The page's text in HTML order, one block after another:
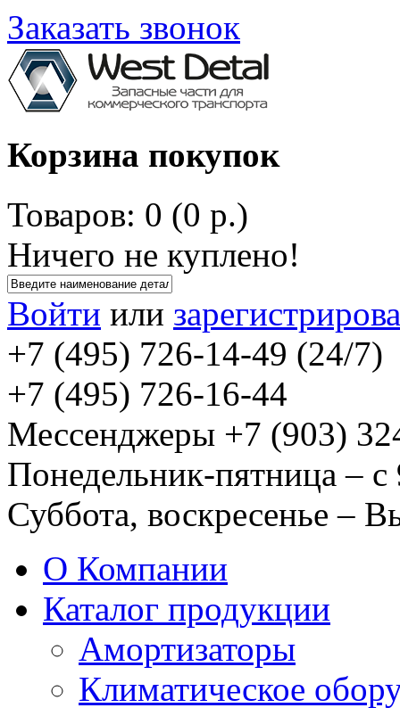
Заказать звонок
Корзина покупок
Товаров: 0 (0 р.)
Ничего не куплено!
Войти или
+7 (495) 726-14-49 (24/7)
+7 (495) 726-16-44
Мессенджеры +7 (903)
Понедельник-пятница –
Суббота, воскресенье –
О Компании
Каталог продукции
Амортизаторы
Климатическое